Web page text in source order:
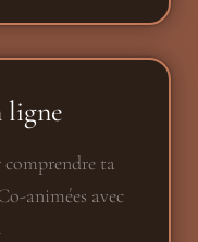
ligne
comprendre ta
animées avec